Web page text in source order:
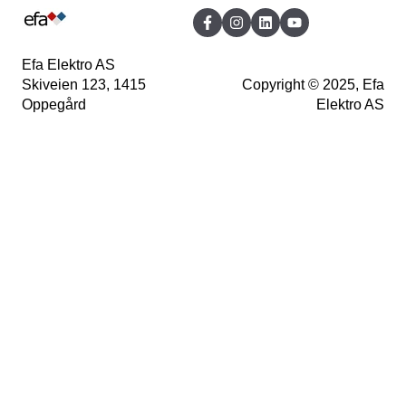
Innohome SGK510
Innohome SGK500
Innohome SGK300
Efa Elektro AS
Skiveien 123, 1415
Oppegård
Copyright © 2025, Efa
Elektro AS